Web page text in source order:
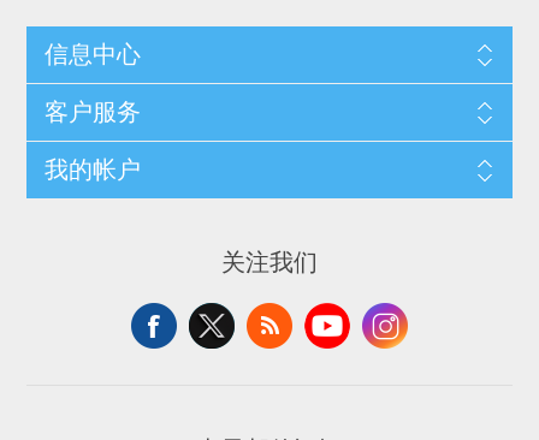
信息中心
客户服务
我的帐户
关注我们